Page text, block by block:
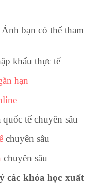
bạn có thể tham
khẩu thực tế
hạn
tế chuyên sâu
chuyên sâu
chuyên sâu
các khóa học xuất